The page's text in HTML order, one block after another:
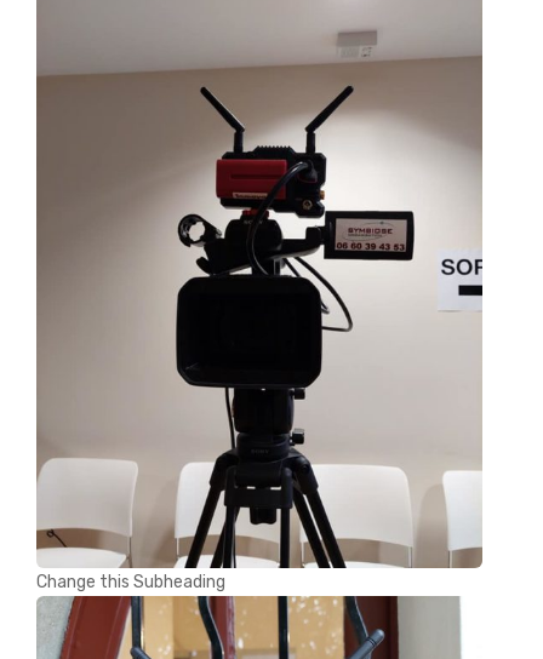
Change this Subheading